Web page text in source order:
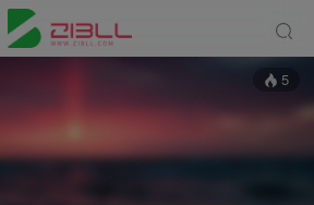
5